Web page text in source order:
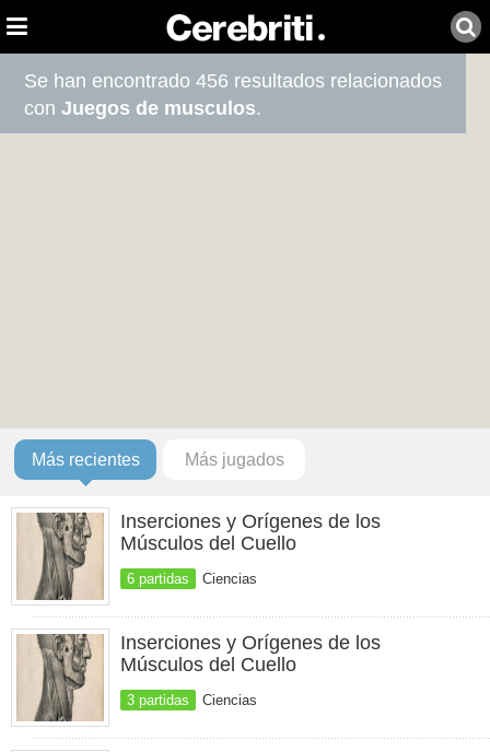
Se han encontrado 456 resultados relacionados
conJuegos de musculos.
Más recientes Más jugados
Inserciones y Orígenes de los
Músculos del Cuello
6 partidas Ciencias
Inserciones y Orígenes de los
Músculos del Cuello
3 partidas Ciencias